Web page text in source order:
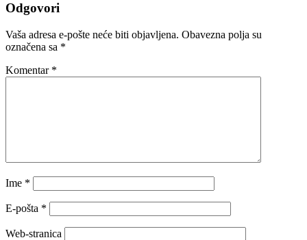
Odgovori
Vaša adresa e-pošte neće biti objavljena. Obavezna polja su
označena sa *
Komentar *
Ime *
E-pošta *
Web-stranica